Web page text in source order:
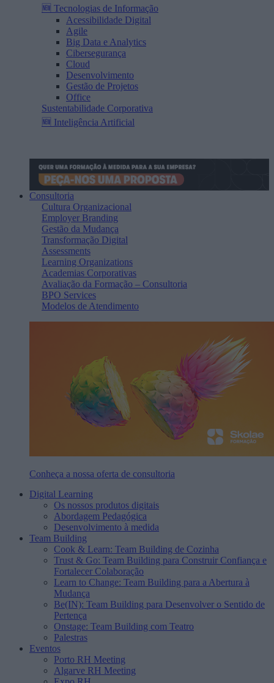
🆕 Tecnologias de Informação
Acessibilidade Digital
Agile
Big Data e Analytics
Cibersegurança
Cloud
Desenvolvimento
Gestão de Projetos
Office
Sustentabilidade Corporativa
🆕 Inteligência Artificial
Consultoria
Cultura Organizacional
Employer Branding
Gestão da Mudança
Transformação Digital
Assessments
Learning Organizations
Academias Corporativas
Avaliação da Formação – Consultoria
BPO Services
Modelos de Atendimento
Conheça a nossa oferta de consultoria
Digital Learning
Os nossos produtos digitais
Abordagem Pedagógica
Desenvolvimento à medida
Team Building
Cook & Learn: Team Building de Cozinha
Trust & Go: Team Building para Construir Confiança e
Fortalecer Colaboração
Learn to Change: Team Building para a Abertura à
Mudança
Be(IN): Team Building para Desenvolver o Sentido de
Pertença
Onstage: Team Building com Teatro
Palestras
Eventos
Porto RH Meeting
Algarve RH Meeting